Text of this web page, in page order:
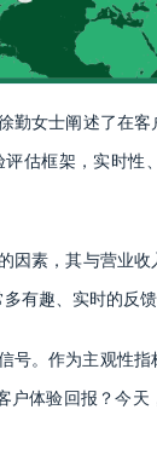
勤女士阐述了在
估框架，实时性
因素，其与营业
有趣、实时的反馈
。作为主观性指
户体验回报？今